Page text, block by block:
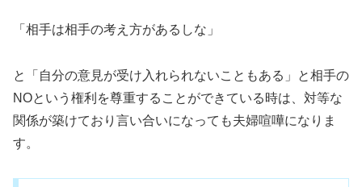
「相手は相手の考え方があるしな」
と「自分の意見が受け入れられないこともある」と相手の
NOという権利を尊重することができている時は、対等な
関係が築けており言い合いになっても夫婦喧嘩になりま
す。